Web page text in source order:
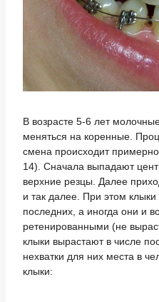
В возрасте 5-6 лет
меняться на коренные.
смена происходит
14). Сначала выпадают
верхние резцы. Далее
и так далее. При этом
последних, а иногда они и
ретенированными (не
клыки вырастают в числе
нехватки для них места в
клыки: